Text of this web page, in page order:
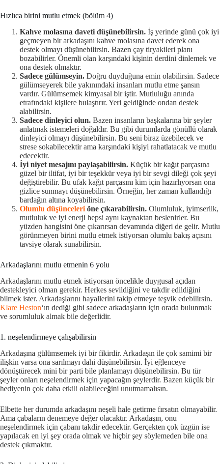
Hızlıca birini mutlu etmek (bölüm 4)
Kahve molasına daveti düşünebilirsin. İş yerinde günü çok iyi
geçmeyen bir arkadaşını kahve molasına davet ederek ona
destek olmayı düşünebilirsin. Bazen çay tiryakileri planı
bozabilirler. Önemli olan karşındaki kişinin derdini dinlemek ve
ona destek olmaktır.
Sadece gülümseyin. Doğru duyduğuna emin olabilirsin. Sadece
gülümseyerek bile yakınındaki insanları mutlu etme şansın
vardır. Gülümsemek kimyasal bir iştir. Mutluluğu anında
etrafındaki kişilere bulaştırır. Yeri geldiğinde ondan destek
alabilirsin.
Sadece dinleyici olun. Bazen insanların başkalarına bir şeyler
anlatmak istemeleri doğaldır. Bu gibi durumlarda gönüllü olarak
dinleyici olmayı düşünebilirsin. Bu seni biraz üzebilecek ve
strese sokabilecektir ama karşındaki kişiyi rahatlatacak ve mutlu
edecektir.
İyi niyet mesajını paylaşabilirsin. Küçük bir kağıt parçasına
güzel bir iltifat, iyi bir teşekkür veya iyi bir sevgi dileği çok şeyi
değiştirebilir. Bu ufak kağıt parçasını kim için hazırlıyorsan ona
gizlice sunmayı düşünebilirsin. Örneğin, her zaman kullandığı
bardağın altına koyabilirsin.
Olumlu düşünceleri öne çıkarabilirsin. Olumluluk, iyimserlik,
mutluluk ve iyi enerji hepsi aynı kaynaktan beslenirler. Bu
yüzden hangisini öne çıkarırsan devamında diğeri de gelir. Mutlu
görünmeyen birini mutlu etmek istiyorsan olumlu bakış açısını
tavsiye olarak sunabilirsin.
Arkadaşlarını mutlu etmenin 6 yolu
Arkadaşlarını mutlu etmek istiyorsan öncelikle duygusal açıdan
destekleyici olman gerekir. Herkes sevildiğini ve takdir edildiğini
bilmek ister. Arkadaşlarını hayallerini takip etmeye teşvik edebilirsin.
Klare Heston‘ın dediği gibi sadece arkadaşların için orada bulunmak
ve sorumluluk almak bile değerlidir.
1. neşelendirmeye çalışabilirsin
Arkadaşına gülümsemek iyi bir fikirdir. Arkadaşın ile çok samimi bir
ilişkin varsa ona sarılmayı dahi düşünebilirsin. İyi eğlenceye
dönüştürecek mini bir parti bile planlamayı düşünebilirsin. Bu tür
şeyler onları neşelendirmek için yapacağın şeylerdir. Bazen küçük bir
hediyenin çok daha etkili olabileceğini unutmamalısın.
Elbette her durumda arkadaşını neşeli hale getirme fırsatın olmayabilir.
Ama çabaların denemeye değer olacaktır. Arkadaşın, onu
neşelendirmek için çabanı takdir edecektir. Gerçekten çok üzgün ise
yapılacak en iyi şey orada olmak ve hiçbir şey söylemeden bile ona
destek çıkmaktır.